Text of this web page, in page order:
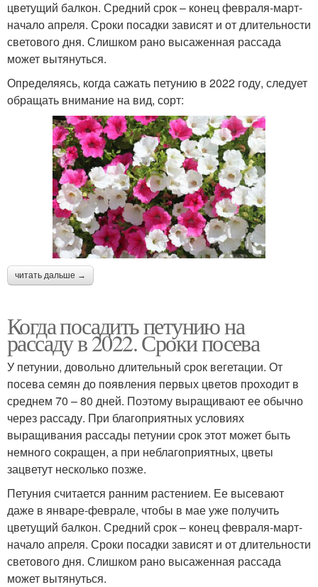
цветущий балкон. Средний срок – конец февраля-март-
начало апреля. Сроки посадки зависят и от длительности
светового дня. Слишком рано высаженная рассада
может вытянуться.
Определяясь, когда сажать петунию в 2022 году, следует
обращать внимание на вид, сорт:
читать дальше →
Когда посадить петунию на
рассаду в 2022. Сроки посева
У петунии, довольно длительный срок вегетации. От
посева семян до появления первых цветов проходит в
среднем 70 – 80 дней. Поэтому выращивают ее обычно
через рассаду. При благоприятных условиях
выращивания рассады петунии срок этот может быть
немного сокращен, а при неблагоприятных, цветы
зацветут несколько позже.
Петуния считается ранним растением. Ее высевают
даже в январе-феврале, чтобы в мае уже получить
цветущий балкон. Средний срок – конец февраля-март-
начало апреля. Сроки посадки зависят и от длительности
светового дня. Слишком рано высаженная рассада
может вытянуться.